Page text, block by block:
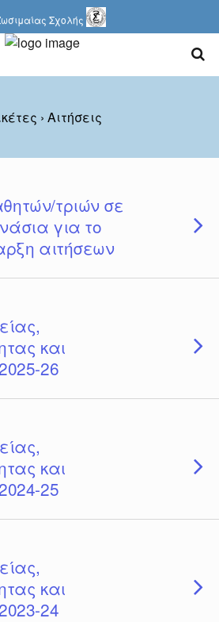
› Αιτήσεις
τριών σε
για το
αιτήσεων
και
26
και
25
και
24
Σχολής